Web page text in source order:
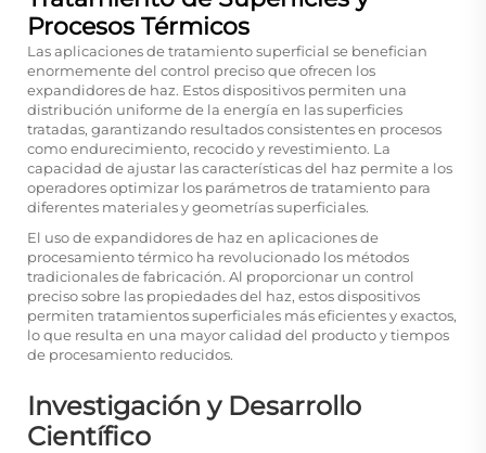
Procesos Térmicos
Las aplicaciones de tratamiento superficial se benefician
enormemente del control preciso que ofrecen los
expandidores de haz. Estos dispositivos permiten una
distribución uniforme de la energía en las superficies
tratadas, garantizando resultados consistentes en procesos
como endurecimiento, recocido y revestimiento. La
capacidad de ajustar las características del haz permite a los
operadores optimizar los parámetros de tratamiento para
diferentes materiales y geometrías superficiales.
El uso de expandidores de haz en aplicaciones de
procesamiento térmico ha revolucionado los métodos
tradicionales de fabricación. Al proporcionar un control
preciso sobre las propiedades del haz, estos dispositivos
permiten tratamientos superficiales más eficientes y exactos,
lo que resulta en una mayor calidad del producto y tiempos
de procesamiento reducidos.
Investigación y Desarrollo
Científico